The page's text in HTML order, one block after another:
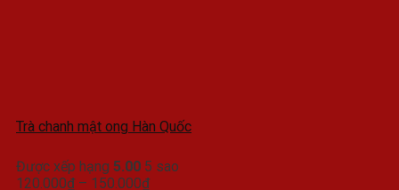
Trà chanh mật ong Hàn Quốc
Được xếp hạng 5.00 5 sao
120.000₫ – 150.000₫Khoảng